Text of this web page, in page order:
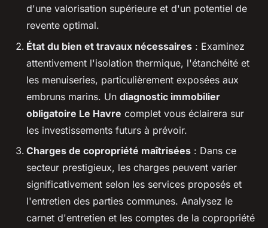
d'une valorisation supérieure et d'un potentiel de
revente optimal.
État du bien et travaux nécessaires : Examinez
attentivement l'isolation thermique, l'étanchéité et
les menuiseries, particulièrement exposées aux
embruns marins. Un diagnostic immobilier
obligatoire Le Havre complet vous éclairera sur
les investissements futurs à prévoir.
Charges de copropriété maîtrisées : Dans ce
secteur prestigieux, les charges peuvent varier
significativement selon les services proposés et
l'entretien des parties communes. Analysez le
carnet d'entretien et les comptes de la copropriété